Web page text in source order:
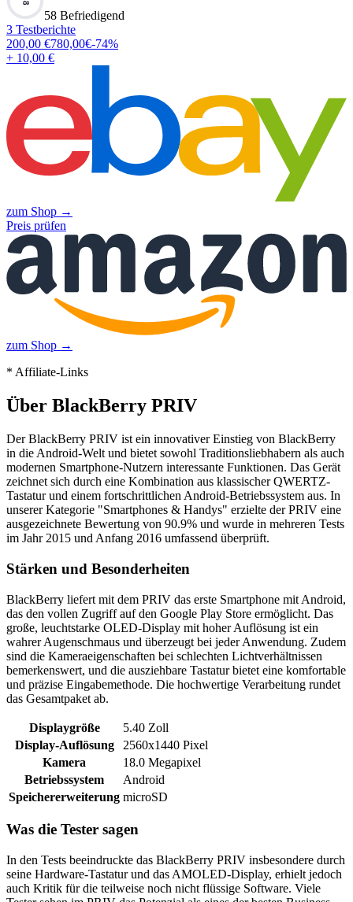
58 Befriedigend
3 Testberichte
200,00 €780,00€-74%
+ 10,00 €
zum Shop →
Preis prüfen
zum Shop →
* Affiliate-Links
Über BlackBerry PRIV
Der BlackBerry PRIV ist ein innovativer Einstieg von BlackBerry
in die Android-Welt und bietet sowohl Traditionsliebhabern als auch
modernen Smartphone-Nutzern interessante Funktionen. Das Gerät
zeichnet sich durch eine Kombination aus klassischer QWERTZ-
Tastatur und einem fortschrittlichen Android-Betriebssystem aus. In
unserer Kategorie "Smartphones & Handys" erzielte der PRIV eine
ausgezeichnete Bewertung von 90.9% und wurde in mehreren Tests
im Jahr 2015 und Anfang 2016 umfassend überprüft.
Stärken und Besonderheiten
BlackBerry liefert mit dem PRIV das erste Smartphone mit Android,
das den vollen Zugriff auf den Google Play Store ermöglicht. Das
große, leuchtstarke OLED-Display mit hoher Auflösung ist ein
wahrer Augenschmaus und überzeugt bei jeder Anwendung. Zudem
sind die Kameraeigenschaften bei schlechten Lichtverhältnissen
bemerkenswert, und die ausziehbare Tastatur bietet eine komfortable
und präzise Eingabemethode. Die hochwertige Verarbeitung rundet
das Gesamtpaket ab.
Displaygröße
5.40 Zoll
Display-Auflösung
2560x1440 Pixel
Kamera
18.0 Megapixel
Betriebssystem
Android
Speichererweiterung microSD
Was die Tester sagen
In den Tests beeindruckte das BlackBerry PRIV insbesondere durch
seine Hardware-Tastatur und das AMOLED-Display, erhielt jedoch
auch Kritik für die teilweise noch nicht flüssige Software. Viele